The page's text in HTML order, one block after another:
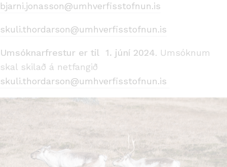
bjarni.jonasson@umhverfisstofnun.is
skuli.thordarson@umhverfisstofnun.is
Umsóknarfrestur er til 1. júní 2024. Umsóknum
skal skilað á netfangið
skuli.thordarson@umhverfisstofnun.is